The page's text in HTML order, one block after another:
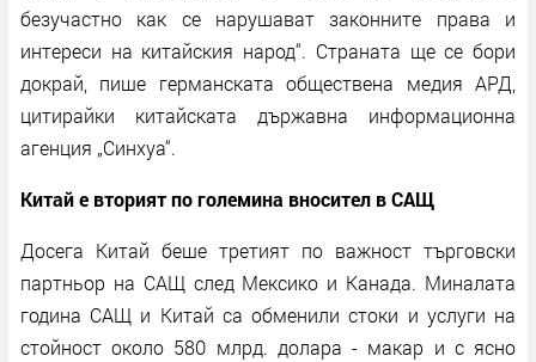
безучастно как се нарушават законните права и
интереси на китайския народ“. Страната ще се бори
докрай, пише германската обществена медия АРД,
цитирайки китайската държавна информационна
агенция „Синхуа“.
Китай е вторият по големина вносител в САЩ
Досега Китай беше третият по важност търговски
партньор на САЩ след Мексико и Канада. Миналата
година САЩ и Китай са обменили стоки и услуги на
стойност около 580 млрд. долара - макар и с ясно